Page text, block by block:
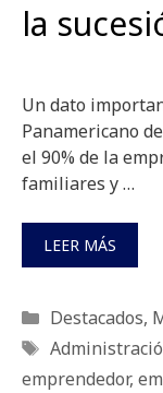
la
Un dato
Panamericano
el 90% de la
familiares y …
LEER MÁS
Categorías
Destacados,
Etiquetas
emprendedor,